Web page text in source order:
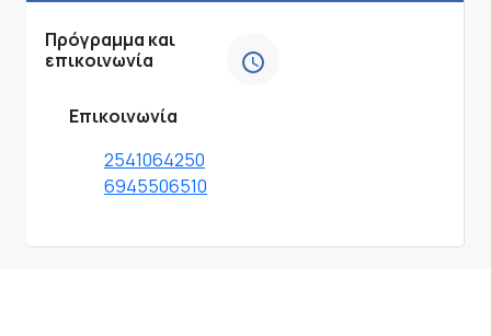
Πρόγραμμα και
επικοινωνία
Επικοινωνία
2541064250
6945506510